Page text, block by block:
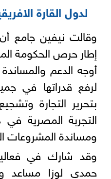
لدول القارة
وقالت نيفين جامع
إطار حرص الحكومة
أوجه الدعم
لرفع قدراتها في
بتحرير التجارة
التجربة المصرية
ومساندة المشروعات
وقد شارك في
حمدي لوزا مساعد